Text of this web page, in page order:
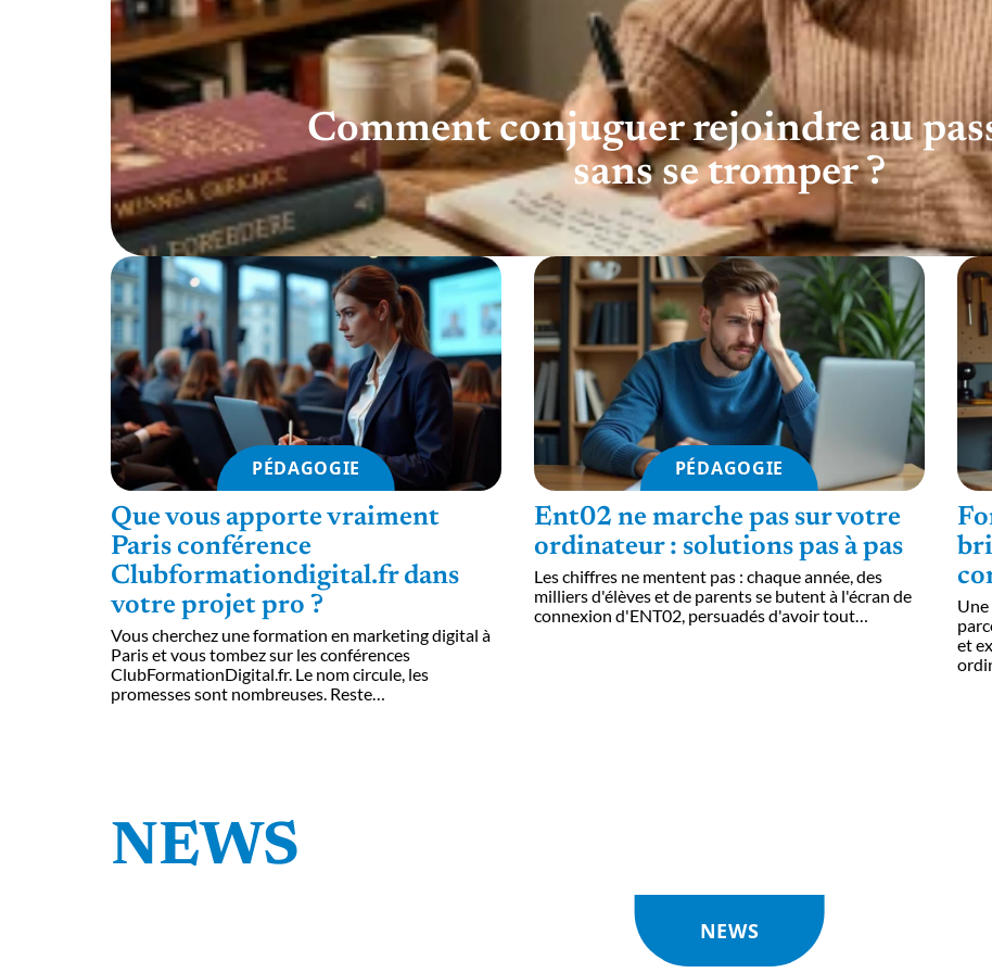
Comment conjuguer rejoindre au
sans se tromper ?
PÉDAGOGIE
Que vous apporte vraiment
Paris conférence
Clubformationdigital.fr dans
votre projet pro ?
Vous cherchez une formation en marketing digital à
Paris et vous tombez sur les conférences
ClubFormationDigital.fr. Le nom circule, les
promesses sont nombreuses. Reste…
PÉDAGOGIE
Ent02 ne marche pas sur votre
ordinateur : solutions pas à pas
Les chiffres ne mentent pas : chaque année, des
milliers d'élèves et de parents se butent à l'écran de
connexion d'ENT02, persuadés d'avoir tout…
et
NEWS
NEWS